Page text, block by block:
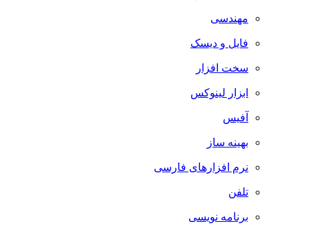
مهندسی
فایل و دیسک
سخت افزار
ابزار لینوکس
آفیس
بهینه ساز
نرم افزارهای فارسی
تلفن
برنامه نویسی